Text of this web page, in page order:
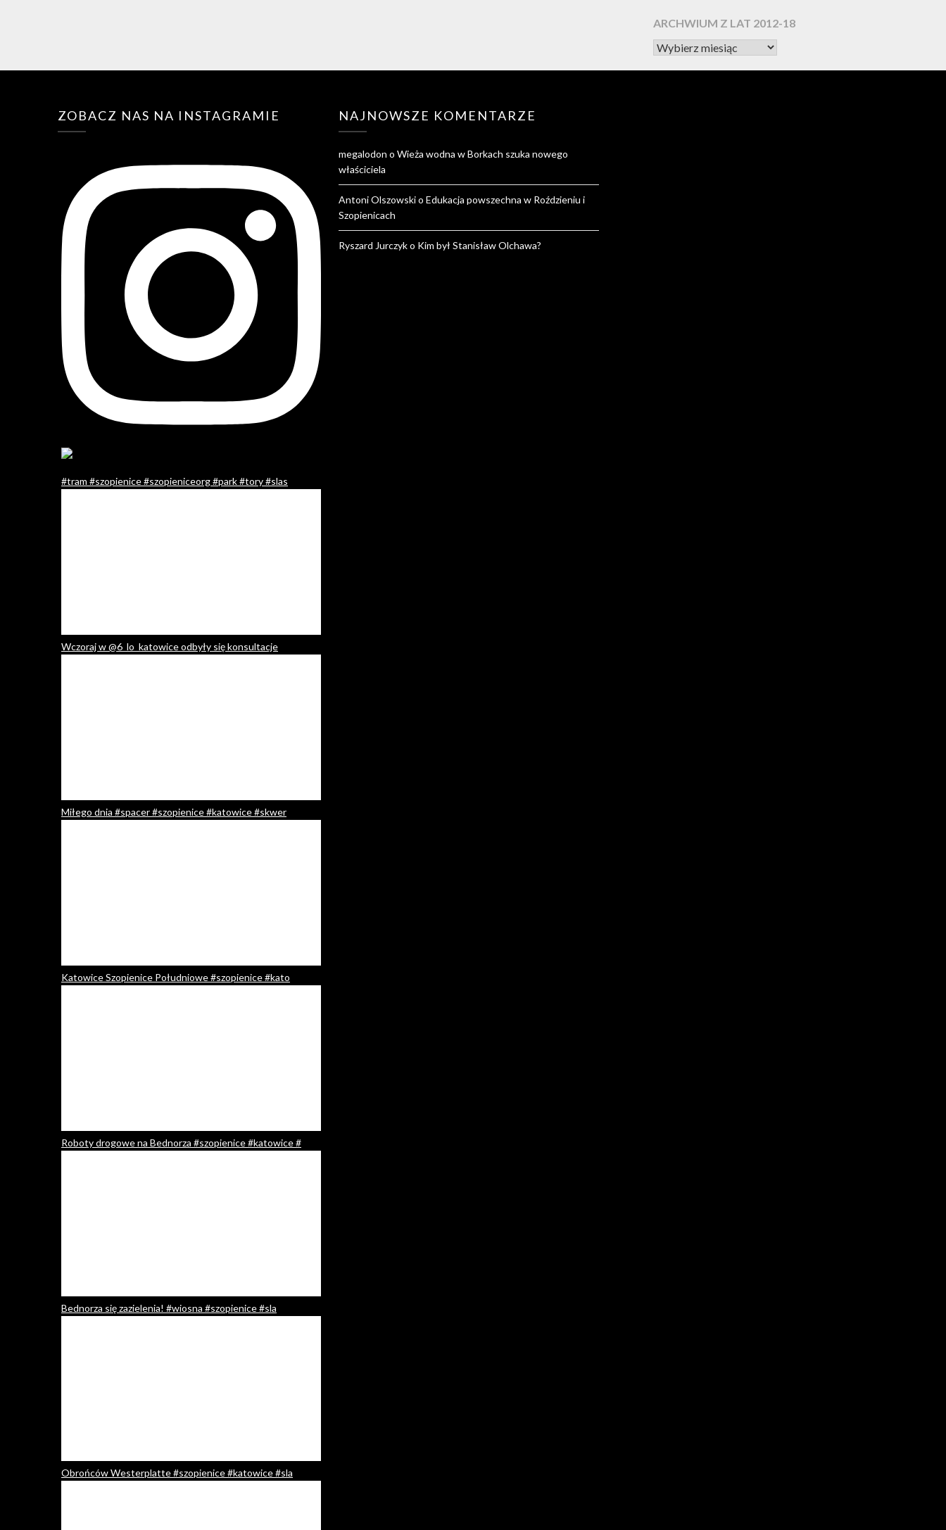
ARCHWIUM Z LAT 2012-18
ZOBACZ NAS NA INSTAGRAMIE
#tram #szopienice #szopieniceorg #park #tory #slas
Wczoraj w @6_lo_katowice odbyły się konsultacje
Miłego dnia #spacer #szopienice #katowice #skwer
Katowice Szopienice Południowe #szopienice #kato
Roboty drogowe na Bednorza #szopienice #katowice #
Bednorza się zazielenia! #wiosna #szopienice #sla
Obrońców Westerplatte #szopienice #katowice #sla
NAJNOWSZE KOMENTARZE
megalodon oWieża wodna w Borkach szuka nowego
właściciela
Antoni OlszowskioEdukacja powszechna w Roździeniu i
Szopienicach
Ryszard Jurczyko Kim był Stanisław Olchawa?